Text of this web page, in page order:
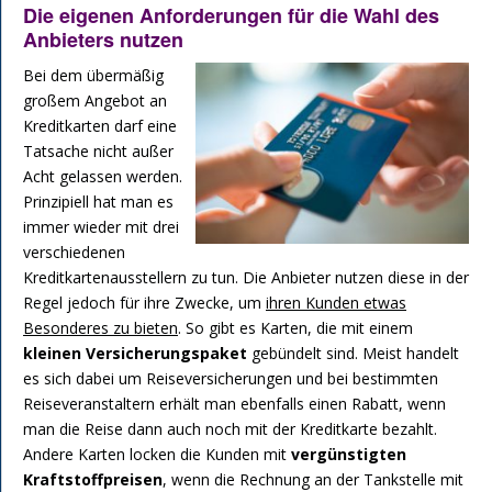
Die eigenen Anforderungen für die Wahl des
Anbieters nutzen
Bei dem übermäßig
großem Angebot an
Kreditkarten darf eine
Tatsache nicht außer
Acht gelassen werden.
Prinzipiell hat man es
immer wieder mit drei
verschiedenen
Kreditkartenausstellern zu tun. Die Anbieter nutzen diese in der
Regel jedoch für ihre Zwecke, um ihren Kunden etwas
Besonderes zu bieten. So gibt es Karten, die mit einem
kleinen Versicherungspaket gebündelt sind. Meist handelt
es sich dabei um Reiseversicherungen und bei bestimmten
Reiseveranstaltern erhält man ebenfalls einen Rabatt, wenn
man die Reise dann auch noch mit der Kreditkarte bezahlt.
Andere Karten locken die Kunden mit vergünstigten
Kraftstoffpreisen, wenn die Rechnung an der Tankstelle mit